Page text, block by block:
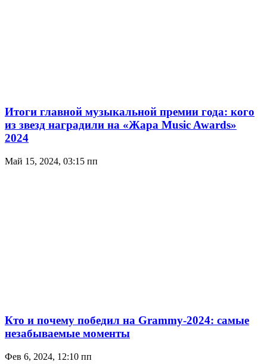
Итоги главной музыкальной премии года: кого
из звезд наградили на «Жара Music Awards»
2024
Май 15, 2024, 03:15 пп
Кто и почему победил на Grammy-2024: самые
незабываемые моменты
Фев 6, 2024, 12:10 пп